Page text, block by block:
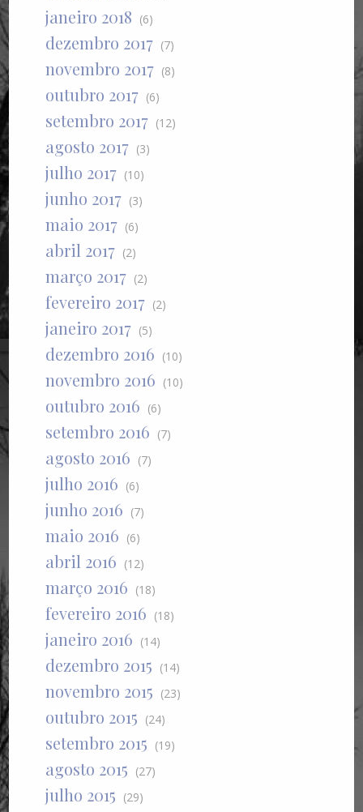
janeiro 2018 (6)
dezembro 2017 (7)
novembro 2017 (8)
outubro 2017 (6)
setembro 2017 (12)
agosto 2017 (3)
julho 2017 (10)
junho 2017 (3)
maio 2017 (6)
abril 2017 (2)
março 2017 (2)
fevereiro 2017 (2)
janeiro 2017 (5)
dezembro 2016 (10)
novembro 2016 (10)
outubro 2016 (6)
setembro 2016 (7)
agosto 2016 (7)
julho 2016 (6)
junho 2016 (7)
maio 2016 (6)
abril 2016 (12)
março 2016 (18)
fevereiro 2016 (18)
janeiro 2016 (14)
dezembro 2015 (14)
novembro 2015 (23)
outubro 2015 (24)
setembro 2015 (19)
agosto 2015 (27)
julho 2015 (29)